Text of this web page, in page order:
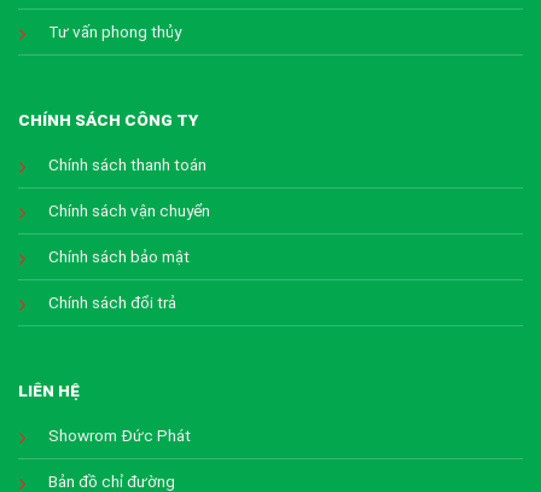
Tư vấn phong thủy
CHÍNH SÁCH CÔNG TY
Chính sách thanh toán
Chính sách vận chuyển
Chính sách bảo mật
Chính sách đổi trả
LIÊN HỆ
Showrom Đức Phát
Bản đồ chỉ đường